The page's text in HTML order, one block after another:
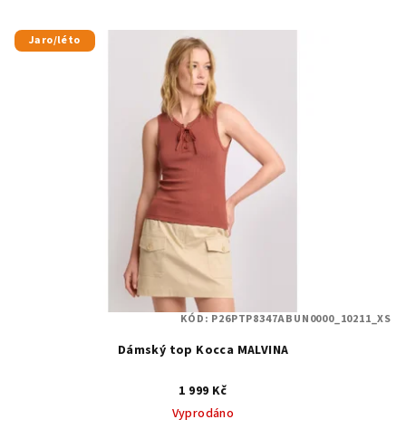
Jaro/léto
Dámský top Kocca MALVINA
1 999 Kč
Vyprodáno
KÓD: P26PTP8347ABUN0000_10211_XS